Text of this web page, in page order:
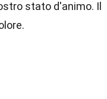
stato d'animo. Il